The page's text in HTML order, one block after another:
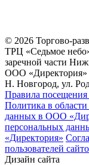
© 2026 Торгово-
ТРЦ «Седьмое
заречной части
ООО «Директория»
Н. Новгород, ул.
Правила
Политика в
данных в ООО
персональных
«Директория»
пользователей
Дизайн сайта